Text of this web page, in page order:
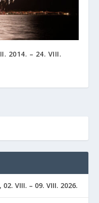
2014. – 24. VIII.
VIII. – 09. VIII. 2026.